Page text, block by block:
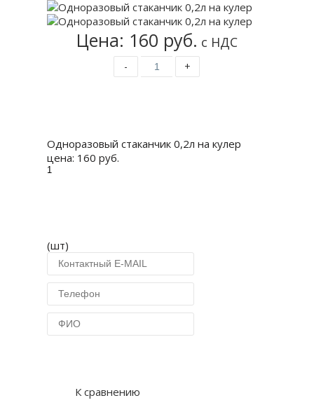
Цена: 160 руб. с НДС
- +
Одноразовый стаканчик 0,2л на кулер
цена: 160 руб.
(шт)
К сравнению